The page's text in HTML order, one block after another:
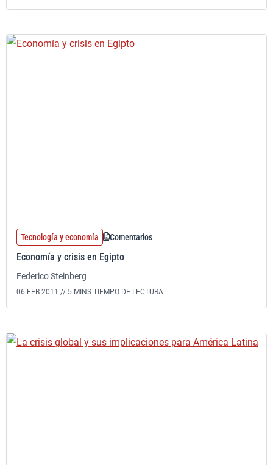
Tecnología y economía Comentarios
Economía y crisis en Egipto
Federico Steinberg
06 FEB 2011 // 5 MINS TIEMPO DE LECTURA